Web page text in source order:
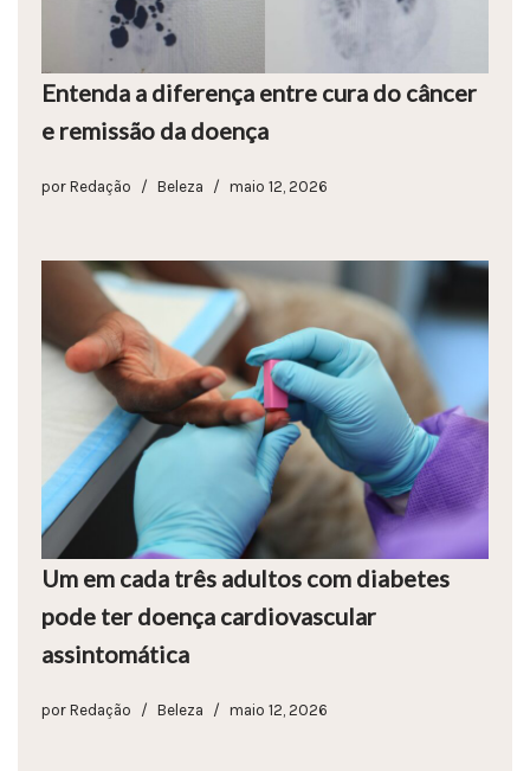
Entenda a diferença entre cura do câncer
e remissão da doença
por Redação Beleza maio 12, 2026
Um em cada três adultos com diabetes
pode ter doença cardiovascular
assintomática
por Redação Beleza maio 12, 2026